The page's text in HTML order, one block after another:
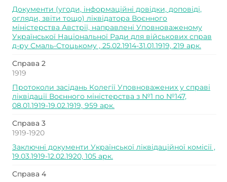
Документи (угоди, інформаційні довідки, доповіді,
огляди, звіти тощо) ліквідатора Воєнного
міністерства Австрії, направлені Уповноваженому
Української Національної Ради для військових справ
д-ру Смаль-Стоцькому , 25.02.1914-31.01.1919, 219 арк.
Справа 2
1919
Протоколи засідань Колегії Уповноважених у справі
ліквідації Воєнного міністерства з №1 по №147,
08.01.1919-19.02.1919, 959 арк.
Справа 3
1919-1920
Заключні документи Української ліквідаційної комісії ,
19.03.1919-12.02.1920, 105 арк.
Справа 4